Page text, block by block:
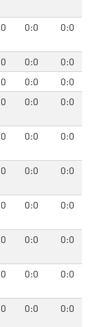
0:0 0:0
0:0
0:0
0:0
0:0
0:0 0:0
0:0 0:0
0:0 0:0
0:0 0:0
0:0 0:0
0:0 0:0
0:0 0:0